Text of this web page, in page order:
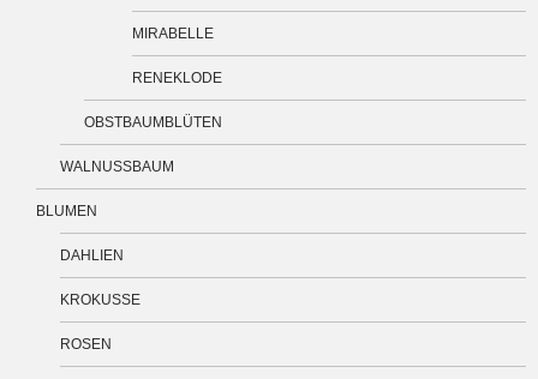
MIRABELLE
RENEKLODE
OBSTBAUMBLÜTEN
WALNUSSBAUM
BLUMEN
DAHLIEN
KROKUSSE
ROSEN